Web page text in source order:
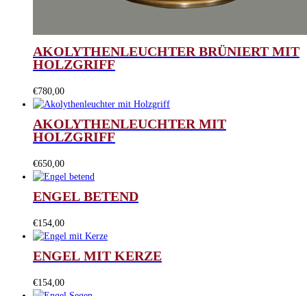
AKOLYTHENLEUCHTER BRÜNIERT MIT
HOLZGRIFF
€780,00
AKOLYTHENLEUCHTER MIT
HOLZGRIFF
€650,00
ENGEL BETEND
€154,00
ENGEL MIT KERZE
€154,00